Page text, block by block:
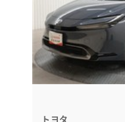
トヨタ